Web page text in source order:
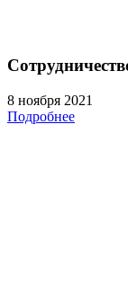
8 ноября 2021
Подробнее